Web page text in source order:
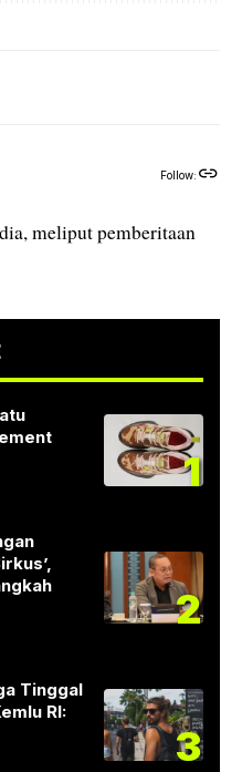
Follow:
meliput pemberitaan
1
2
Tinggal
RI:
3